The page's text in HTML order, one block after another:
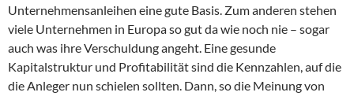
Unternehmensanleihen eine gute Basis. Zum anderen stehen
viele Unternehmen in Europa so gut da wie noch nie – sogar
auch was ihre Verschuldung angeht. Eine gesunde
Kapitalstruktur und Profitabilität sind die Kennzahlen, auf die
die Anleger nun schielen sollten. Dann, so die Meinung von